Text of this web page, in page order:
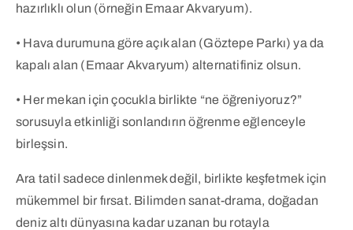
hazırlıklı olun (örneğin Emaar Akvaryum).
• Hava durumuna göre açık alan (Göztepe Parkı) ya da
kapalı alan (Emaar Akvaryum) alternatifiniz olsun.
• Her mekan için çocukla birlikte “ne öğreniyoruz?”
sorusuyla etkinliği sonlandırın öğrenme eğlenceyle
birleşsin.
Ara tatil sadece dinlenmek değil, birlikte keşfetmek için
mükemmel bir fırsat. Bilimden sanat-drama, doğadan
deniz altı dünyasına kadar uzanan bu rotayla